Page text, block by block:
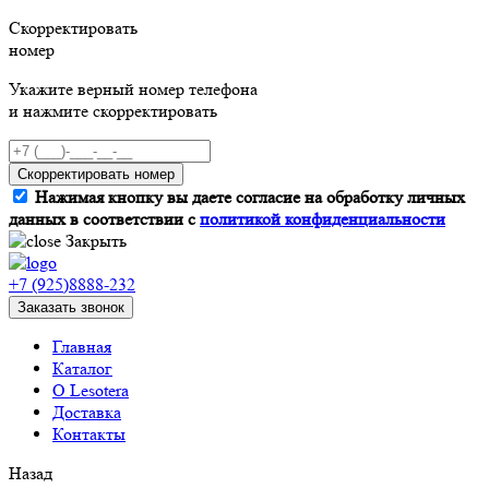
Скорректировать
номер
Укажите верный номер телефона
и нажмите скорректировать
Скорректировать номер
Нажимая кнопку вы даете согласие на обработку личных
данных в соответствии сполитикой конфиденциальности
Закрыть
+7 (925)8888-232
Заказать звонок
Главная
Каталог
О Lesotera
Доставка
Контакты
Назад